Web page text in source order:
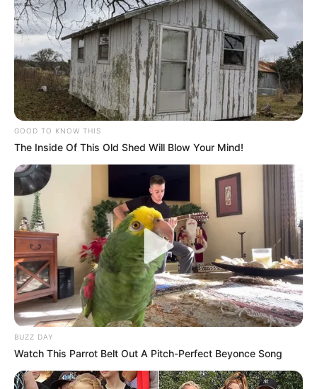
GOOD TO KNOW THIS
The Inside Of This Old Shed Will Blow Your Mind!
BUZZ DAY
Watch This Parrot Belt Out A Pitch-Perfect Beyonce Song